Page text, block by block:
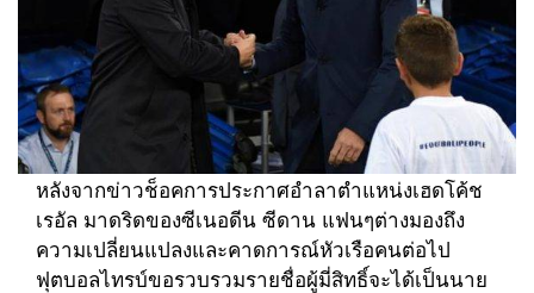
หลังจากข่าวช็อคการประกาศอำลาตำแหน่งเฮดโค้ช
เรอัล มาดริดของซีเนอดีน ซีดาน แฟนๆต่างมองถึง
ความเปลี่ยนแปลงและคาดการณ์หัวเรือคนต่อไป
ฟุตบอลไทรบ์ขอรวบรวมรายชื่อผู้มี่สิทธิ์จะได้เป็นนาย